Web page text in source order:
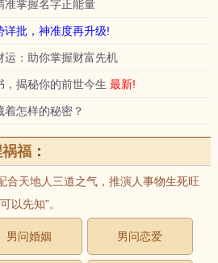
准掌握名字正能量
详批，神准度再升级!
运：助你掌握财富先机
，揭秘你的前世今生 最新!
着怎样的秘密？
福：
合天地人三道之气，推演人事物生死旺
以先知”。
男问婚姻 男问恋爱